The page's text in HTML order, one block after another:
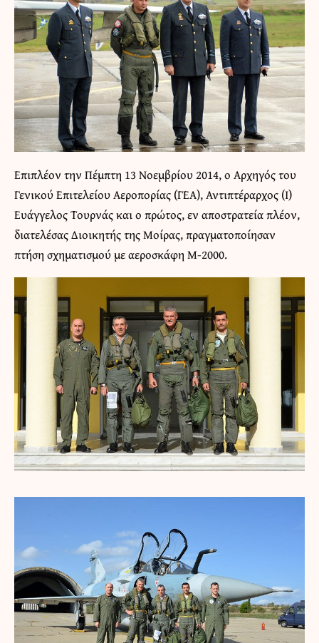
Επιπλέον την Πέμπτη 13 Νοεμβρίου 2014, ο Αρχηγός του
Γενικού Επιτελείου Αεροπορίας (ΓΕΑ), Αντιπτέραρχος (Ι)
Ευάγγελος Τουρνάς και ο πρώτος, εν αποστρατεία πλέον,
διατελέσας Διοικητής της Μοίρας, πραγματοποίησαν
πτήση σχηματισμού με αεροσκάφη M-2000.